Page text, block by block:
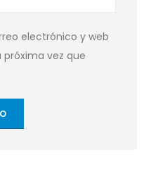
electrónico y web
vez que